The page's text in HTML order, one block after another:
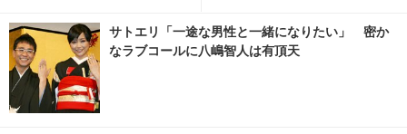
e.net
サトエリ「一途な男性と一緒になりたい」 密か
なラブコールに八嶋智人は有頂天